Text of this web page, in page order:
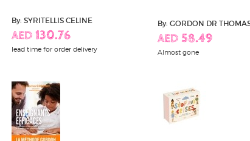
By: SYRITELLIS CELINE
AED 130.76
lead time for order delivery
By: GORDON DR
AED 58.49
Almost gone